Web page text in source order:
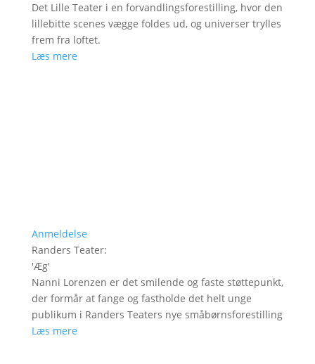
Det Lille Teater i en forvandlingsforestilling, hvor den
lillebitte scenes vægge foldes ud, og universer trylles
frem fra loftet.
Læs mere
Anmeldelse
Randers Teater:
'Æg'
Nanni Lorenzen er det smilende og faste støttepunkt,
der formår at fange og fastholde det helt unge
publikum i Randers Teaters nye småbørnsforestilling
Læs mere